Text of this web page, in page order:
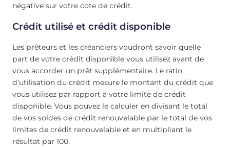
négative sur votre cote de crédit.
Crédit utilisé et crédit disponible
Les prêteurs et les créanciers voudront savoir quelle
part de votre crédit disponible vous utilisez avant de
vous accorder un prêt supplémentaire. Le ratio
d’utilisation du crédit mesure le montant du crédit que
vous utilisez par rapport à votre limite de crédit
disponible. Vous pouvez le calculer en divisant le total
de vos soldes de crédit renouvelable par le total de vos
limites de crédit renouvelable et en multipliant le
résultat par 100.